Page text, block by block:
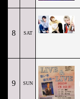
8 SAT
9 SUN